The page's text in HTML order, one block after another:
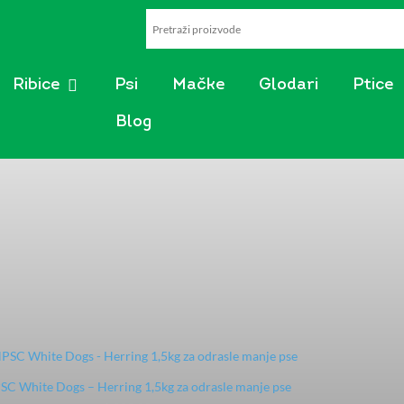
Ribice OPEN RIBICE
Psi Mačke Glodari Ptice
Blog
White Dogs – Herring 1,5kg za odrasle manje pse